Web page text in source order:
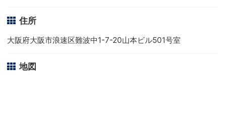
住所
大阪府大阪市浪速区難波中1-7-20山本ビル501号室
地図